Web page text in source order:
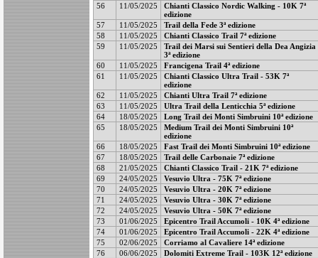
56
11/05/2025
Chianti Classico Nordic Walking - 10K 7ª
edizione
57
11/05/2025
Trail della Fede 3ª edizione
58
11/05/2025
Chianti Classico Trail 7ª edizione
59
11/05/2025
Trail dei Marsi sui Sentieri della Dea Angizia
3ª edizione
60
11/05/2025
Francigena Trail 4ª edizione
61
11/05/2025
Chianti Classico Ultra Trail - 53K 7ª
edizione
62
11/05/2025
Chianti Ultra Trail 7ª edizione
63
11/05/2025
Ultra Trail della Lenticchia 5ª edizione
64
18/05/2025
Long Trail dei Monti Simbruini 10ª edizione
65
18/05/2025
Medium Trail dei Monti Simbruini 10ª
edizione
66
18/05/2025
Fast Trail dei Monti Simbruini 10ª edizione
67
18/05/2025
Trail delle Carbonaie 7ª edizione
68
21/05/2025
Chianti Classico Trail - 21K 7ª edizione
69
24/05/2025
Vesuvio Ultra - 75K 7ª edizione
70
24/05/2025
Vesuvio Ultra - 20K 7ª edizione
71
24/05/2025
Vesuvio Ultra - 30K 7ª edizione
72
24/05/2025
Vesuvio Ultra - 50K 7ª edizione
73
01/06/2025
Epicentro Trail Accumoli - 10K 4ª edizione
74
01/06/2025
Epicentro Trail Accumoli - 22K 4ª edizione
75
02/06/2025
Corriamo al Cavaliere 14ª edizione
76
06/06/2025
Dolomiti Extreme Trail - 103K 12ª edizione